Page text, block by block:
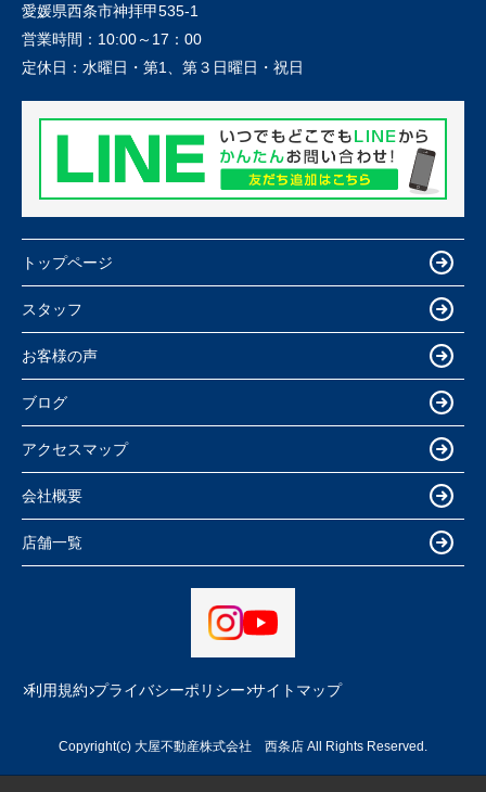
愛媛県西条市神拝甲535-1
営業時間： 10:00～17：00
定休日： 水曜日・第1、第３日曜日・祝日
トップページ
スタッフ
お客様の声
ブログ
アクセスマップ
会社概要
店舗一覧
利用規約 プライバシーポリシー サイトマップ
Copyright(c) 大屋不動産株式会社 西条店 All Rights Reserved.